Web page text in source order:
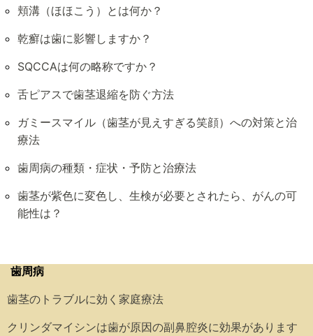
頬溝（ほほこう）とは何か？
乾癬は歯に影響しますか？
SQCCAは何の略称ですか？
舌ピアスで歯茎退縮を防ぐ方法
ガミースマイル（歯茎が見えすぎる笑顔）への対策と治
療法
歯周病の種類・症状・予防と治療法
歯茎が紫色に変色し、生検が必要とされたら、がんの可
能性は？
歯周病
歯茎のトラブルに効く家庭療法
クリンダマイシンは歯が原因の副鼻腔炎に効果があります